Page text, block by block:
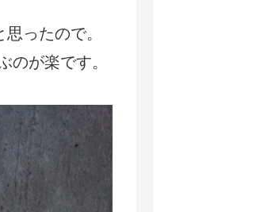
ったので。
が楽です。